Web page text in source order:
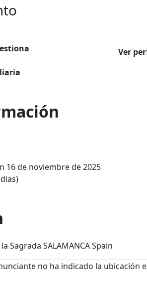
Ver
16 de noviembre de 2025
Sagrada SALAMANCA Spain
no ha indicado la ubicación